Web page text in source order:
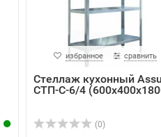
избранное сравнить
Стеллаж кухонный
СТП-С-6/4
(0)